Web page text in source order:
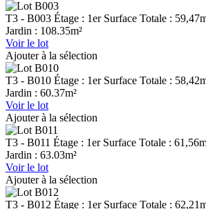
T3 - B003 Étage : 1er Surface Totale :
Jardin : 108.35m²
Voir le lot
Ajouter à la sélection
T3 - B010 Étage : 1er Surface Totale :
Jardin : 60.37m²
Voir le lot
Ajouter à la sélection
T3 - B011 Étage : 1er Surface Totale :
Jardin : 63.03m²
Voir le lot
Ajouter à la sélection
T3 - B012 Étage : 1er Surface Totale :